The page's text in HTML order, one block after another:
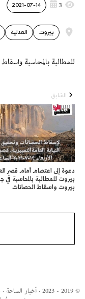
3
2021-07-14
العدلية بيروت
للمطالبة بالمحاسبة
السّابق
دعوة إلى اعتصام أمام قصر
بيروت للمطالبة بالمحاسبة في
بيروت واسقاط الحصانات
© 2019 - 2023 ·